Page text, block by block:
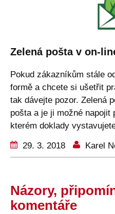
Zelená pošta v on-
Pokud zákazníkům stále
formě a chcete si ušetřit
tak dávejte pozor. Zelená
pošta a je ji možné
kterém doklady
29. 3. 2018 Karel
Názory,
komentáře